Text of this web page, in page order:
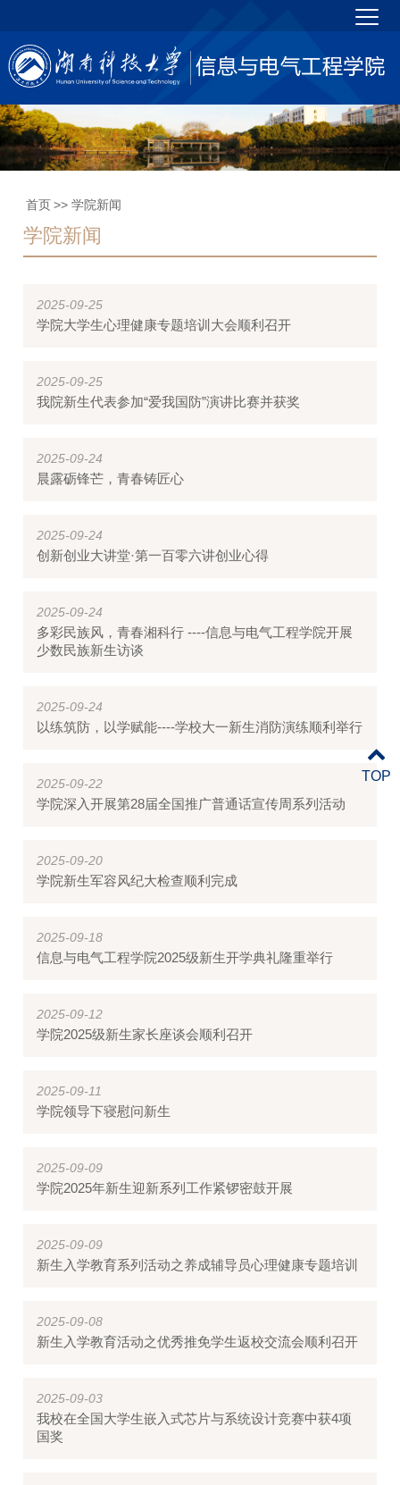
首页 >> 学院新闻
学院新闻
2025-09-25
学院大学生心理健康专题培训大会顺利召开
2025-09-25
我院新生代表参加“爱我国防”演讲比赛并获奖
2025-09-24
晨露砺锋芒，青春铸匠心
2025-09-24
创新创业大讲堂·第一百零六讲创业心得
2025-09-24
多彩民族风，青春湘科行 ----信息与电气工程学院开展
少数民族新生访谈
2025-09-24
以练筑防，以学赋能----学校大一新生消防演练顺利举行
2025-09-22
学院深入开展第28届全国推广普通话宣传周系列活动
2025-09-20
学院新生军容风纪大检查顺利完成
2025-09-18
信息与电气工程学院2025级新生开学典礼隆重举行
2025-09-12
学院2025级新生家长座谈会顺利召开
2025-09-11
学院领导下寝慰问新生
2025-09-09
学院2025年新生迎新系列工作紧锣密鼓开展
2025-09-09
新生入学教育系列活动之养成辅导员心理健康专题培训
2025-09-08
新生入学教育活动之优秀推免学生返校交流会顺利召开
2025-09-03
我校在全国大学生嵌入式芯片与系统设计竞赛中获4项
国奖
TOP